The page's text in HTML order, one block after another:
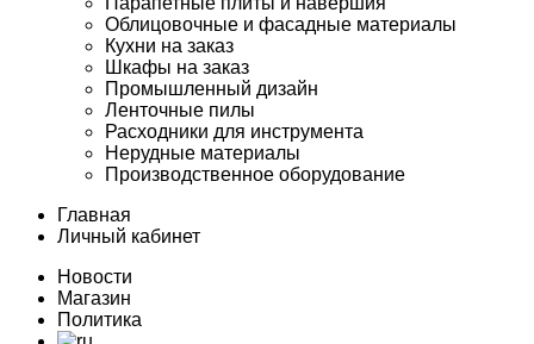
Облицовочные и фасадные материалы
Кухни на заказ
Шкафы на заказ
Промышленный дизайн
Ленточные пилы
Расходники для инструмента
Нерудные материалы
Производственное оборудование
Главная
Личный кабинет
Новости
Магазин
Политика